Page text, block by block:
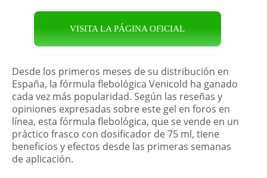
VISITA LA PÁGINA OFICIAL
Desde los primeros meses de su distribución en
España, la fórmula flebológica Venicold ha ganado
cada vez más popularidad. Según las reseñas y
opiniones expresadas sobre este gel en foros en
línea, esta fórmula flebológica, que se vende en un
práctico frasco con dosificador de 75 ml, tiene
beneficios y efectos desde las primeras semanas
de aplicación.